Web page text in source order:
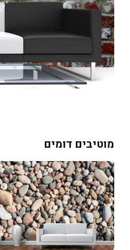
מוטיבים דומים